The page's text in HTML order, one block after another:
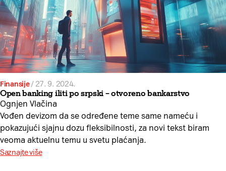
Finansije/27. 9. 2024.
Open banking iliti po srpski – otvoreno bankarstvo
Ognjen Vlačina
Vođen devizom da se određene teme same nameću i
pokazujući sjajnu dozu fleksibilnosti, za novi tekst biram
veoma aktuelnu temu u svetu plaćanja.
Saznajte više